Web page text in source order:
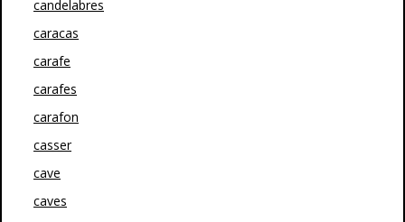
candelabres
caracas
carafe
carafes
carafon
casser
cave
caves